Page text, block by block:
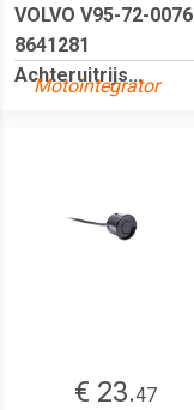
VOLVO V95-72-0076
8641281
Achteruitrijs...
Motointegrator
€ 23.47